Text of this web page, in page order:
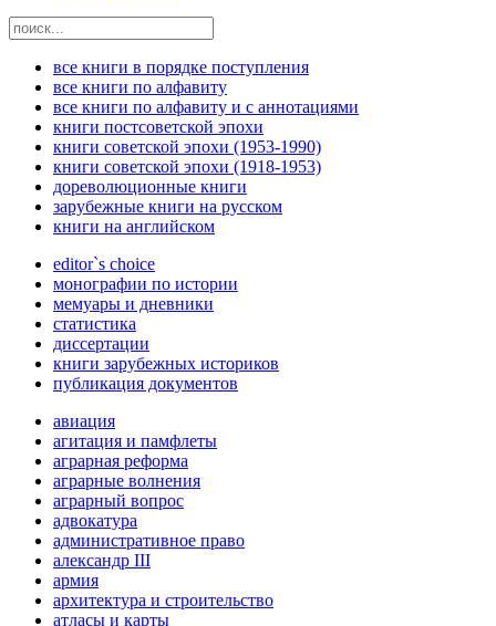
все книги в порядке поступления
все книги по алфавиту
все книги по алфавиту и с аннотациями
книги постсоветской эпохи
книги советской эпохи (1953-1990)
книги советской эпохи (1918-1953)
дореволюционные книги
зарубежные книги на русском
книги на английском
editor`s choice
монографии по истории
мемуары и дневники
статистика
диссертации
книги зарубежных историков
публикация документов
авиация
агитация и памфлеты
аграрная реформа
аграрные волнения
аграрный вопрос
адвокатура
административное право
александр III
армия
архитектура и строительство
атласы и карты